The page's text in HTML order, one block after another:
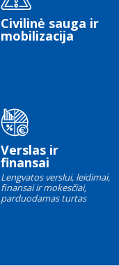
Civilinė sauga ir
mobilizacija
Verslas ir
finansai
Lengvatos verslui, leidimai,
finansai ir mokesčiai,
parduodamas turtas